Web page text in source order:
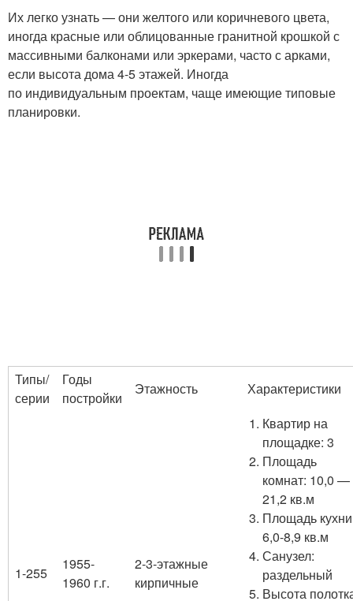
Их легко узнать — они желтого или коричневого цвета,
иногда красные или облицованные гранитной крошкой с
массивными балконами или эркерами, часто с арками,
если высота дома 4-5 этажей. Иногда
по индивидуальным проектам, чаще имеющие типовые
планировки.
Типы/
серии
Годы
постройки
Этажность Характеристики
1-255
1955-
1960 г.г.
2-3-этажные
кирпичные
Квартир на
площадке: 3
Площадь
комнат: 10,0 —
21,2 кв.м
Площадь
6,0-8,9 кв.м
Санузел:
раздельный
Высота